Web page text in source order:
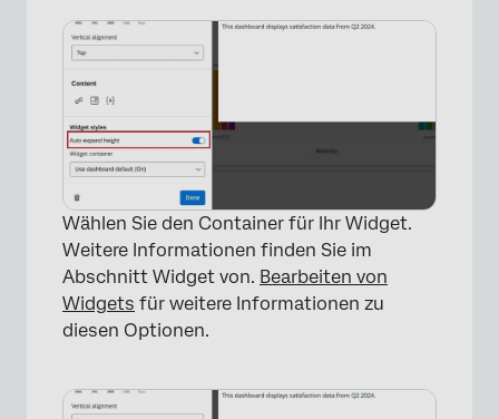
Wählen Sie den Container für Ihr Widget.
Weitere Informationen finden Sie im
Abschnitt Widget von. Bearbeiten von
Widgets für weitere Informationen zu
diesen Optionen.